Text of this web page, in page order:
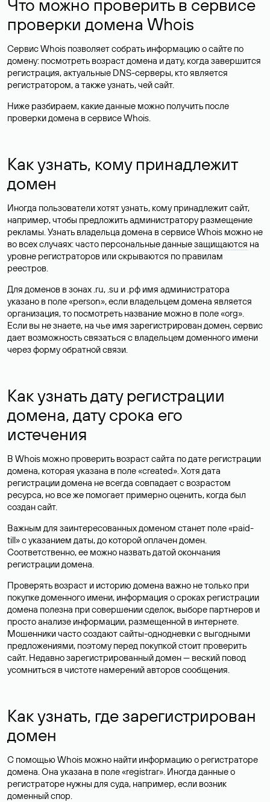
Что можно проверить в сервисе
проверки домена Whois
Сервис Whois позволяет собрать информацию о сайте по
домену: посмотреть возраст домена и дату, когда завершится
регистрация, актуальные DNS-серверы, кто является
регистратором, а также узнать, чей сайт.
Ниже разбираем, какие данные можно получить после
проверки домена в сервисе Whois.
Как узнать, кому принадлежит
домен
Иногда пользователи хотят узнать, кому принадлежит сайт,
например, чтобы предложить администратору размещение
рекламы. Узнать владельца домена в сервисе Whois можно не
во всех случаях: часто персональные данныезащищаются на
уровне регистраторов или скрываются по правилам
реестров.
Для доменов в зонах .ru, .su и .рф имя администратора
указано в поле «person», если владельцем домена является
организация, то посмотреть название можно в поле «org».
Если вы не знаете, на чье имя зарегистрирован домен, сервис
дает возможность связаться с владельцем доменного имени
через форму обратной связи.
Как узнать дату регистрации
домена, дату срока его
истечения
В Whois можно проверить возраст сайта по дате регистрации
домена, которая указана в поле «created». Хотя дата
регистрации домена не всегда совпадает с возрастом
ресурса, но все же помогает примерно оценить, когда был
создан сайт.
Важным для заинтересованных доменом станет поле «paid-
till» с указанием даты, до которой оплачен домен.
Соответственно, ее можно назвать датой окончания
регистрации домена.
Проверять возраст и историю домена важно не только при
покупке доменного имени, информация о сроках регистрации
домена полезна при совершении сделок, выборе партнеров и
просто анализе информации, размещенной в интернете.
Мошенники часто создают сайты-однодневки с выгодными
предложениями, поэтому перед покупкой стоит проверить
сайт. Недавно зарегистрированный домен — веский повод
усомниться в чистоте намерений авторов сообщения.
Как узнать, где зарегистрирован
домен
С помощью Whois можно найти информацию о регистраторе
домена. Она указана в поле «registrar». Иногда данные о
регистраторе нужны для суда, например, если возник
доменный спор.